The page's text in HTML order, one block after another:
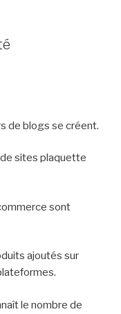
de blogs se créent.
de sites plaquette
sont
ajoutés sur
le nombre de